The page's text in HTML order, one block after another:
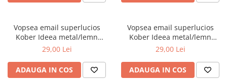
Vopsea email superlucios
Kober Ideea metal/lemn
int/ext rosu vin 0.75L
29,00 Lei
ADAUGA IN COS
Vopsea email superlucios
Kober Ideea metal/lemn
int/ext rosu 0.75L
29,00 Lei
ADAUGA IN COS